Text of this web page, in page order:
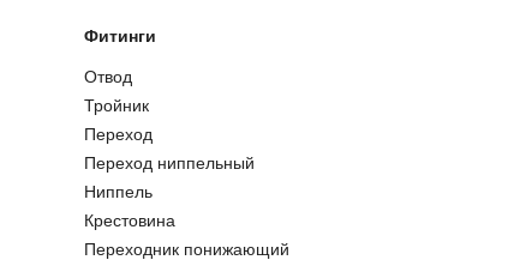
Фитинги
Отвод
Тройник
Переход
Переход ниппельный
Ниппель
Крестовина
Переходник понижающий